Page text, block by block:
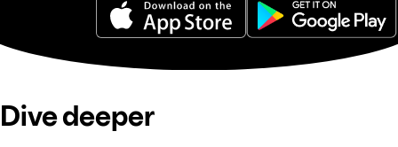
Dive deeper